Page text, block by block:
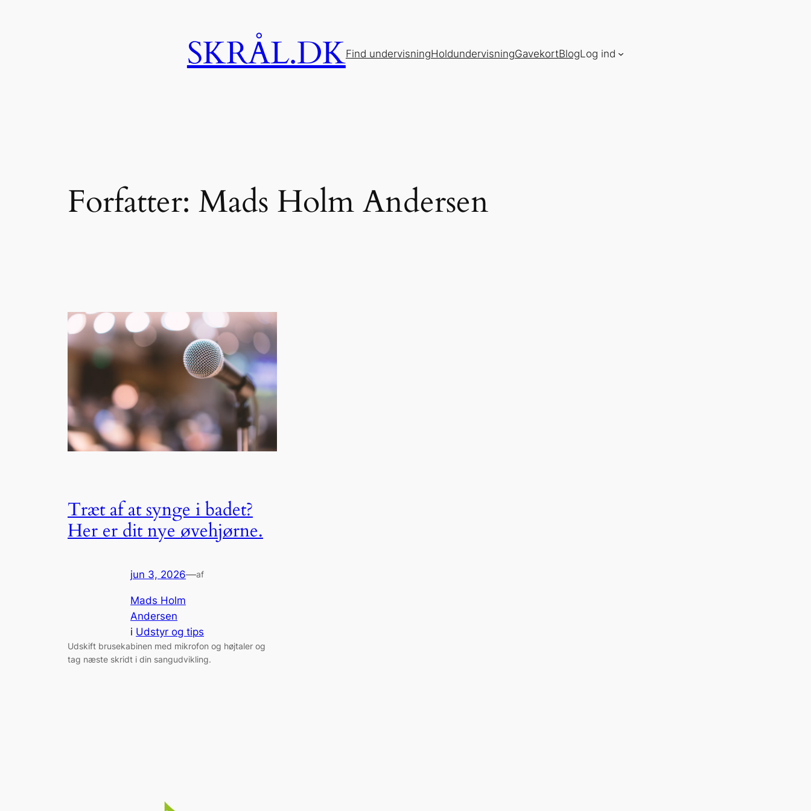
SKRÅL.DKFind undervisningHoldundervisningGavekortBlogLog ind
Forfatter: Mads Holm Andersen
Træt af at synge i badet?
Her er dit nye øvehjørne.
jun 3, 2026—af
Mads Holm
Andersen
i Udstyr og tips
Udskift brusekabinen med mikrofon og højtaler og
tag næste skridt i din sangudvikling.